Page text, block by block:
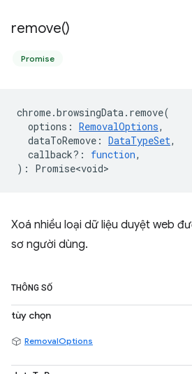
remove()
Promise
chrome.browsingData. remove(
options : RemovalOptions,
dataToRemove : DataTypeSet,
callback? : function,
) : Promise<void>
Xoá nhiều loại dữ liệu duyệt web
sơ người dùng.
THÔNG SỐ
tùy chọn
RemovalOptions